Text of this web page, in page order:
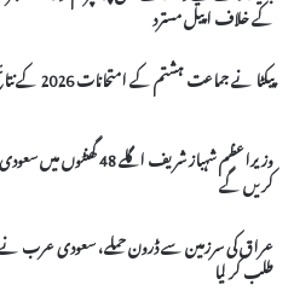
کے خلاف اپیل مسترد
پیکٹا نے جماعت ہشتم کے امتحانات 2026 کے نتائج کا اعلان کر دیا
وزیراعظم شہباز شریف اگلے 48
کریں گے
عراق کی سرزمین سے ڈرون حملے، سعودی عرب نے
طلب کر لیا